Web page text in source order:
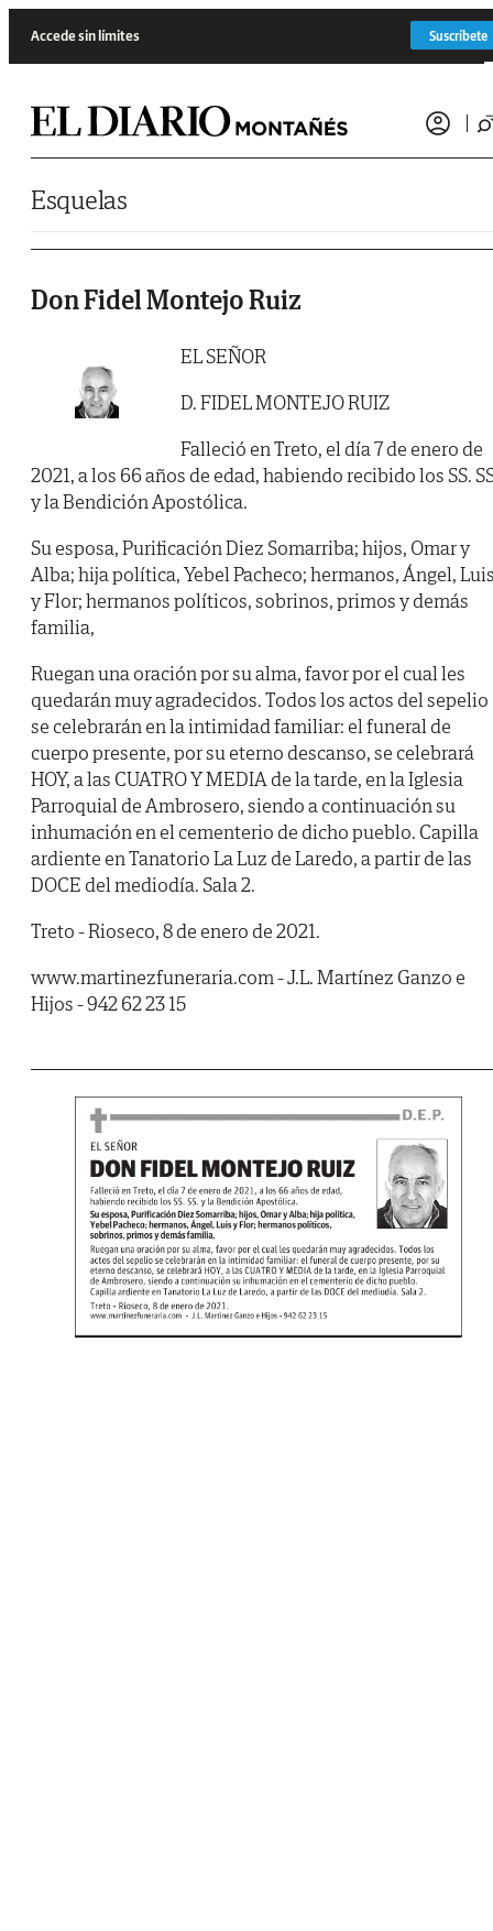
Accede sin límites Suscríbete
Esquelas
Don Fidel Montejo Ruiz
EL SEÑOR
D. FIDEL MONTEJO RUIZ
Falleció en Treto, el día 7 de enero de
2021, a los 66 años de edad, habiendo recibido los SS.
y la Bendición Apostólica.
Su esposa, Purificación Diez Somarriba; hijos, Omar y
Alba; hija política, Yebel Pacheco; hermanos, Ángel,
y Flor; hermanos políticos, sobrinos, primos y demás
familia,
Ruegan una oración por su alma, favor por el cual les
quedarán muy agradecidos. Todos los actos del sepelio
se celebrarán en la intimidad familiar: el funeral de
cuerpo presente, por su eterno descanso, se celebrará
HOY, a las CUATRO Y MEDIA de la tarde, en la Iglesia
Parroquial de Ambrosero, siendo a continuación su
inhumación en el cementerio de dicho pueblo. Capilla
ardiente en Tanatorio La Luz de Laredo, a partir de las
DOCE del mediodía. Sala 2.
Treto - Rioseco, 8 de enero de 2021.
www.martinezfuneraria.com - J.L. Martínez Ganzo e
Hijos - 942 62 23 15